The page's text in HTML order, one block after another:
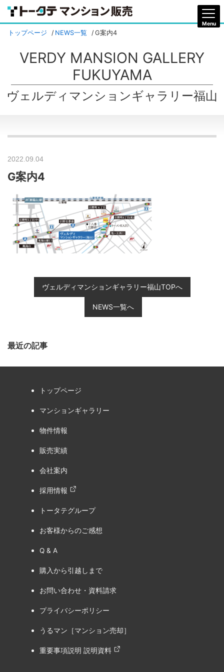
トップページ NEWS一覧 G案内4
ヴェルディマンションギャラリー福山
VERDY MANSION GALLERY
FUKUYAMA
2022.09.04
G案内4
ヴェルディマンションギャラリー福山TOPへ
NEWS一覧へ
最近の記事
トップページ
マンションギャラリー
物件情報
販売実績
会社案内
採用情報
トータテグループ
お客様からのご感想
Q & A
購入から引越しまで
お問い合わせ・資料請求
プライバシーポリシー
うるマン［マンション売却］
重要事項説明 説明資料